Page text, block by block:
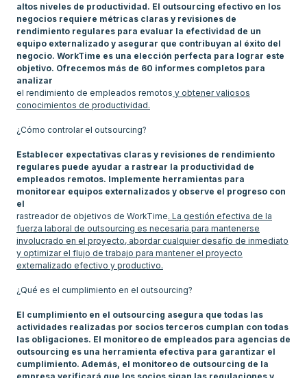
altos niveles de productividad. El outsourcing efectivo en los
negocios requiere métricas claras y revisiones de
rendimiento regulares para evaluar la efectividad de un
equipo externalizado y asegurar que contribuyan al éxito del
negocio. WorkTime es una elección perfecta para lograr este
objetivo. Ofrecemos más de 60 informes completos para
analizar
el rendimiento de empleados remotos y obtener valiosos
conocimientos de productividad.
¿Cómo controlar el outsourcing?
Establecer expectativas claras y revisiones de rendimiento
regulares puede ayudar a rastrear la productividad de
empleados remotos. Implemente herramientas para
monitorear equipos externalizados y observe el progreso con
el
rastreador de objetivos de WorkTime. La gestión efectiva de la
fuerza laboral de outsourcing es necesaria para mantenerse
involucrado en el proyecto, abordar cualquier desafío de inmediato
y optimizar el flujo de trabajo para mantener el proyecto
externalizado efectivo y productivo.
¿Qué es el cumplimiento en el outsourcing?
El cumplimiento en el outsourcing asegura que todas las
actividades realizadas por socios terceros cumplan con todas
las obligaciones. El monitoreo de empleados para agencias de
outsourcing es una herramienta efectiva para garantizar el
cumplimiento. Además, el monitoreo de outsourcing de la